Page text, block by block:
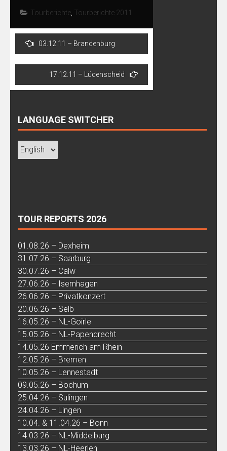
Tourberichte Tourberichte 2011
Post
navigation
03.12.11 – Brandenburg
17.12.11 – Lüdenscheid
LANGUAGE SWITCHER
TOUR REPORTS 2026
01.08.26 – Dexheim
31.07.26 – Saarburg
30.07.26 – Calw
27.06.26 – Isernhagen
26.06.26 – Privatkonzert
20.06.26 – Selb
16.05.26 – NL-Goirle
15.05.26 – NL-Papendrecht
14.05.26 Emmerich am Rhein
12.05.26 – Bremen
10.05.26 – Lennestadt
09.05.26 – Bochum
25.04.26 – Sulingen
24.04.26 – Lingen
10.04. & 11.04.26 – Bonn
14.03.26 – NL-Middelburg
13.03.26 – NL-Heerlen